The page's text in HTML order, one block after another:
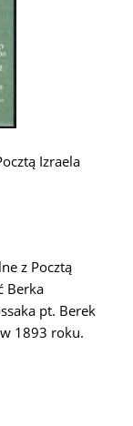
Izraela
z Pocztą
Berka
pt. Berek
1893 roku.